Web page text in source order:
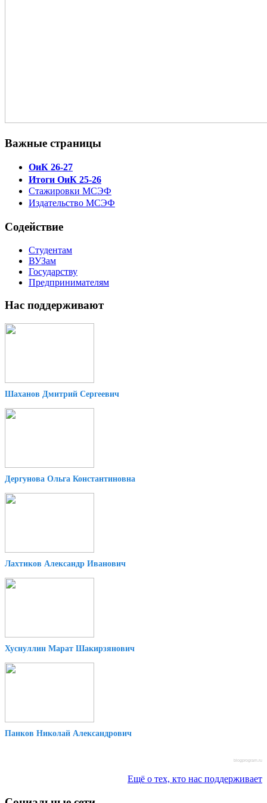
Важные страницы
ОиК 26-27
Итоги ОиК 25-26
Стажировки МСЭФ
Издательство МСЭФ
Содействие
Студентам
ВУЗам
Государству
Предпринимателям
Нас поддерживают
Шаханов Дмитрий Сергеевич
Дергунова Ольга Константиновна
Лахтиков Александр Иванович
Хуснуллин Марат Шакирзянович
Панков Николай Александрович
blogprogram.ru
Ещё о тех, кто нас поддерживает